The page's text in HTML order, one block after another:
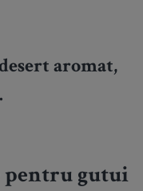
aromat,
pentru gutui